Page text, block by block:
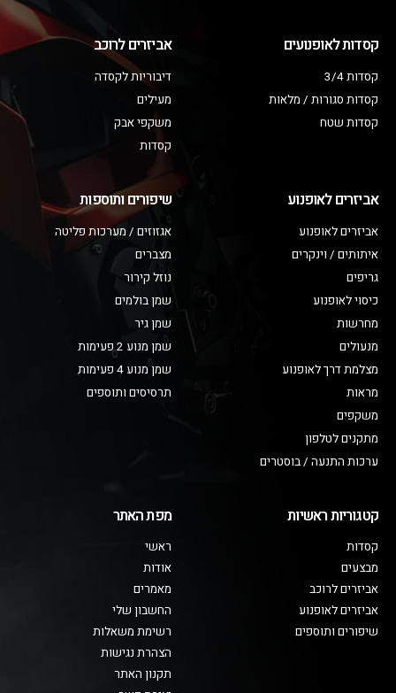
קסדות לאופנועים
קסדות 3/4
קסדות סגורות / מלאות
קסדות שטח
אביזרים לרוכב
דיבוריות לקסדה
מעילים
משקפי אבק
קסדות
אביזרים לאופנוע
אביזרים לאופנוע
איתותים / וינקרים
גריפים
כיסוי לאופנוע
מחרשות
מנעולים
מצלמת דרך לאופנוע
מראות
משקפים
מתקנים לטלפון
ערכות התנעה / בוסטרים
שיפורים ותוספות
אגזוזים / מערכות פליטה
מצברים
נוזל קירור
שמן בולמים
שמן גיר
שמן מנוע 2 פעימות
שמן מנוע 4 פעימות
תרסיסים ותוספים
קטגוריות ראשיות
קסדות
מבצעים
אביזרים לרוכב
אביזרים לאופנוע
שיפורים ותוספים
מפת האתר
ראשי
אודות
מאמרים
החשבון שלי
רשימת משאלות
הצהרת נגישות
תקנון האתר